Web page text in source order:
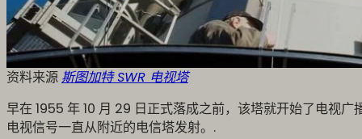
资料来源 斯图加特 SWR 电视塔
早在 1955 年 10 月 29 日正式落成之前，该塔就开始了电视
电视信号一直从附近的电信塔发射。.